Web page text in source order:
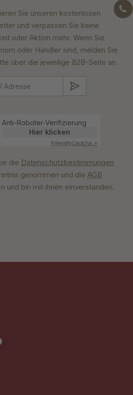
Sie unseren kostenlosen
und verpassen Sie keine
oder Aktion mehr. Wenn Sie
oder Händler sind, melden Sie
über die jeweilige B2B-Seite an.
Anti-Roboter-Verifizierung
Hier klicken
FriendlyCaptcha ⇗
die Datenschutzbestimmungen
genommen und die AGB
und bin mit ihnen einverstanden.